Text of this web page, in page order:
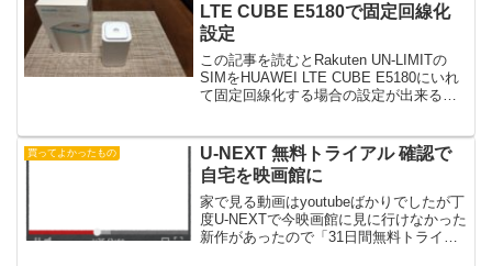
LTE CUBE E5180で固定回線化
設定
この記事を読むとRakuten UN-LIMITの
SIMをHUAWEI LTE CUBE E5180にいれ
て固定回線化する場合の設定が出来る様
買ってよかったもの
U-NEXT 無料トライアル 確認で
自宅を映画館に
家で見る動画はyoutubeばかりでしたが丁
度U-NEXTで今映画館に見に行けなかった
新作があったので「31日間無料トライア